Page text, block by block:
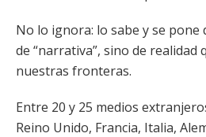
No lo ignora: lo sabe y se pone
de “narrativa”, sino de realidad
nuestras fronteras.
Entre 20 y 25 medios
Reino Unido, Francia, Italia,